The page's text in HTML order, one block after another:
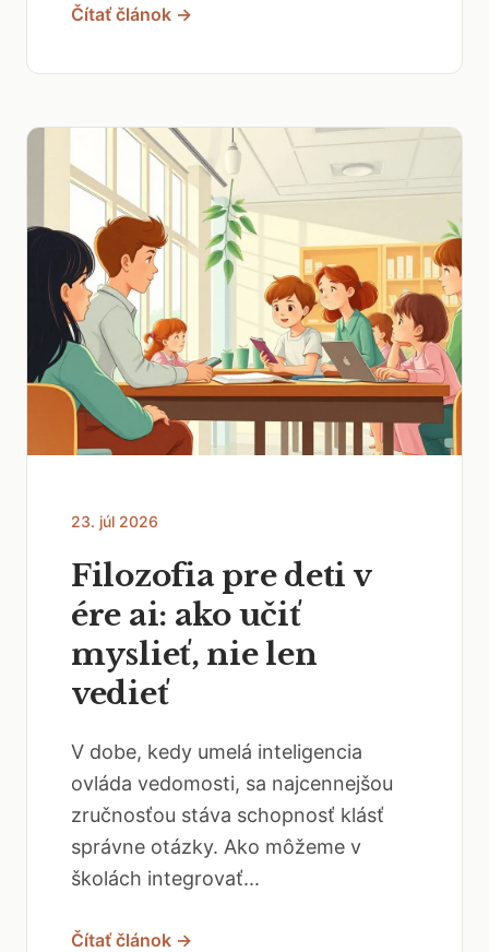
Čítať článok →
23. júl 2026
Filozofia pre deti v
ére ai: ako učiť
myslieť, nie len
vedieť
V dobe, kedy umelá inteligencia
ovláda vedomosti, sa najcennejšou
zručnosťou stáva schopnosť klásť
správne otázky. Ako môžeme v
školách integrovať...
Čítať článok →